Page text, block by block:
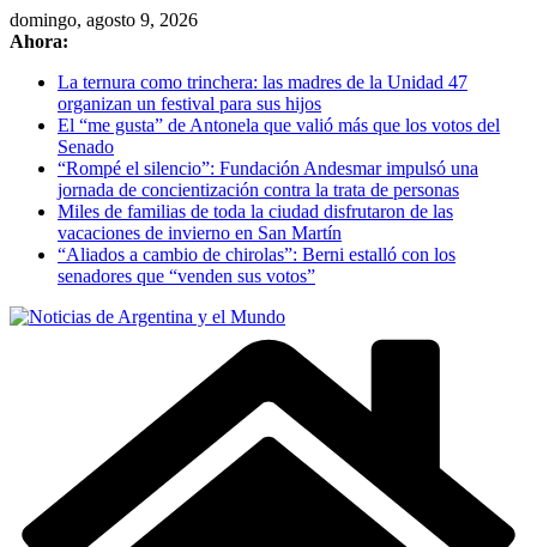
Skip
to
domingo, agosto 9, 2026
Ahora:
La ternura como trinchera: las madres de la Unidad 47
organizan un festival para sus hijos
El “me gusta” de Antonela que valió más que los votos del
Senado
“Rompé el silencio”: Fundación Andesmar impulsó una
jornada de concientización contra la trata de personas
Miles de familias de toda la ciudad disfrutaron de las
vacaciones de invierno en San Martín
“Aliados a cambio de chirolas”: Berni estalló con los
senadores que “venden sus votos”